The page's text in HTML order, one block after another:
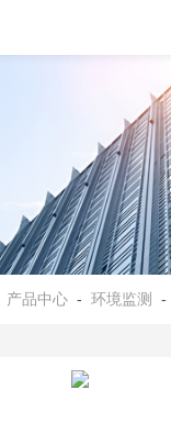
产品中心 -环境监测